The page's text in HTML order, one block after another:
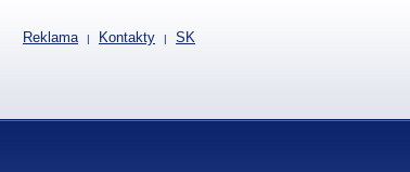
Reklama | Kontakty | SK